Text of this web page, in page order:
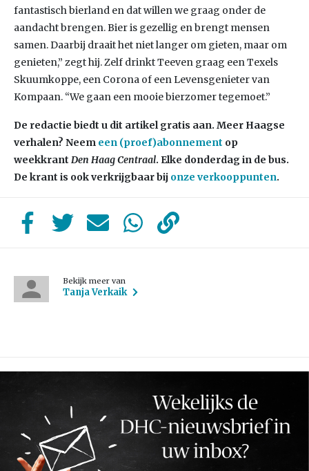
fantastisch bierland en dat willen we graag onder de
aandacht brengen. Bier is gezellig en brengt mensen
samen. Daarbij draait het niet langer om gieten, maar om
genieten,” zegt hij. Zelf drinkt Teeven graag een Texels
Skuumkoppe, een Corona of een Levensgenieter van
Kompaan. “We gaan een mooie bierzomer tegemoet.”
De redactie biedt u dit artikel gratis aan. Meer Haagse
verhalen? Neem een (proef)abonnement op
weekkrant Den Haag Centraal. Elke donderdag in de bus.
De krant is ook verkrijgbaar bij onze verkooppunten.
Bekijk meer van
Tanja Verkaik